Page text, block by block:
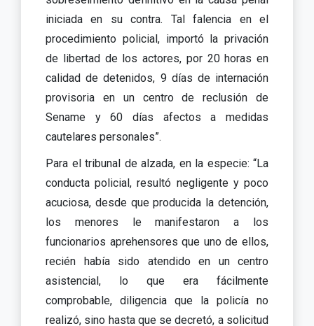
iniciada en su contra. Tal falencia en el
procedimiento policial, importó la privación
de libertad de los actores, por 20 horas en
calidad de detenidos, 9 días de internación
provisoria en un centro de reclusión de
Sename y 60 días afectos a medidas
cautelares personales”.
Para el tribunal de alzada, en la especie: “La
conducta policial, resultó negligente y poco
acuciosa, desde que producida la detención,
los menores le manifestaron a los
funcionarios aprehensores que uno de ellos,
recién había sido atendido en un centro
asistencial, lo que era fácilmente
comprobable, diligencia que la policía no
realizó, sino hasta que se decretó, a solicitud